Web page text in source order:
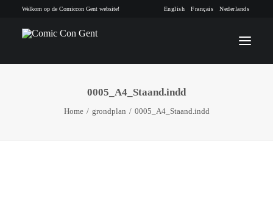
Welkom op de Comiccon Gent website! English Français Nederlands
INFO
0005_A4_Staand.indd
Home grondplan 0005_A4_Staand.indd